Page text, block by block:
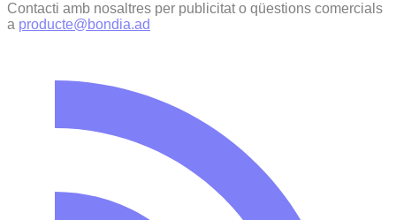
Contacti amb nosaltres per publicitat o qüestions comercials
a producte@bondia.ad